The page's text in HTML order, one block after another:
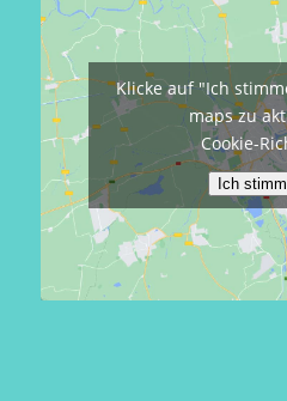
Klicke auf "Ich
maps zu
Cookie-
Ich